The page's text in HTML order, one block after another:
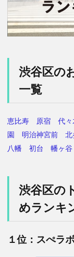
渋谷区の
一覧
恵比寿 原宿 代々
園
明治神宮前 北
八幡
初台 幡ヶ谷
渋谷区の
めランキ
１位：スぺラ